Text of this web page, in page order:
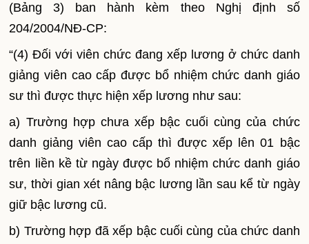
(Bảng 3) ban hành kèm theo Nghị định số
204/2004/NĐ-CP:
“(4) Đối với viên chức đang xếp lương ở chức danh
giảng viên cao cấp được bổ nhiệm chức danh giáo
sư thì được thực hiện xếp lương như sau:
a) Trường hợp chưa xếp bậc cuối cùng của chức
danh giảng viên cao cấp thì được xếp lên 01 bậc
trên liền kề từ ngày được bổ nhiệm chức danh giáo
sư, thời gian xét nâng bậc lương lần sau kể từ ngày
giữ bậc lương cũ.
b) Trường hợp đã xếp bậc cuối cùng của chức danh